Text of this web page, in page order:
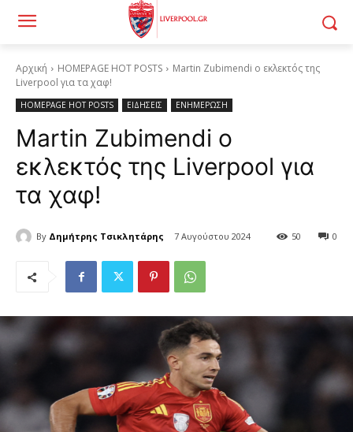
Αρχική HOMEPAGE HOT POSTS
Martin Zubimendi ο εκλεκτός της
Liverpool για τα χαφ!
HOMEPAGE HOT POSTS ΕΙΔΗΣΕΙΣ ΕΝΗΜΕΡΩΣΗ
Martin Zubimendi ο
εκλεκτός της Liverpool για
τα χαφ!
By Δημήτρης Τσικλητάρης 7 Αυγούστου 2024 0
50